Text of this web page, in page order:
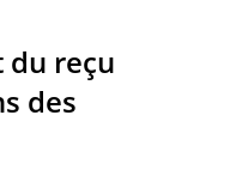
du reçu
des